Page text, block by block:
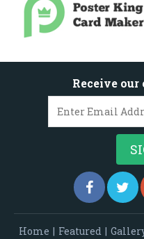
Receive
Home | Featured |